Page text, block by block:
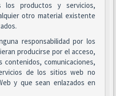
los productos y servicios,
otro material existente
responsabilidad por los
producirse por el acceso,
comunicaciones,
de los sitios web no
y que sean enlazados en